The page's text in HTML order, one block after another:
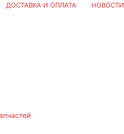
ДОСТАВКА И ОПЛАТА НОВОСТИ